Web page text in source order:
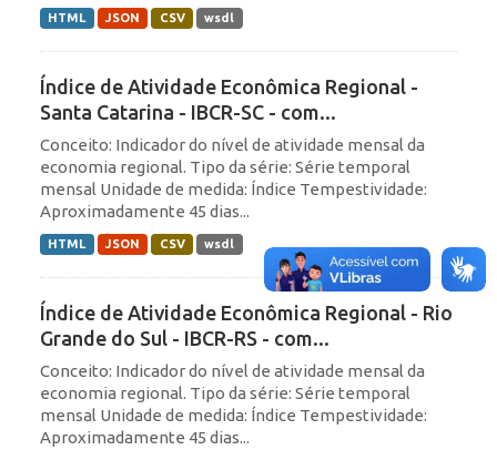
HTML JSON CSV wsdl
Índice de Atividade Econômica Regional -
Santa Catarina - IBCR-SC - com...
Conceito: Indicador do nível de atividade mensal da
economia regional. Tipo da série: Série temporal
mensal Unidade de medida: Índice Tempestividade:
Aproximadamente 45 dias...
HTML JSON CSV wsdl
Índice de Atividade Econômica Regional - Rio
Grande do Sul - IBCR-RS - com...
Conceito: Indicador do nível de atividade mensal da
economia regional. Tipo da série: Série temporal
mensal Unidade de medida: Índice Tempestividade:
Aproximadamente 45 dias...